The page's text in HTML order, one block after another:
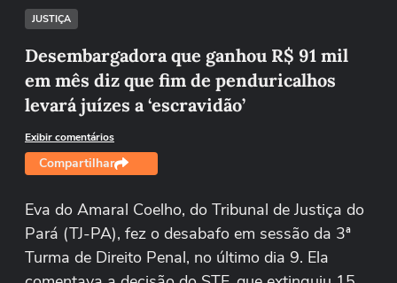
JUSTIÇA
Desembargadora que ganhou R$ 91 mil
em mês diz que fim de penduricalhos
levará juízes a ‘escravidão’
Exibir comentários
Compartilhar
Eva do Amaral Coelho, do Tribunal de Justiça do
Pará (TJ-PA), fez o desabafo em sessão da 3ª
Turma de Direito Penal, no último dia 9. Ela